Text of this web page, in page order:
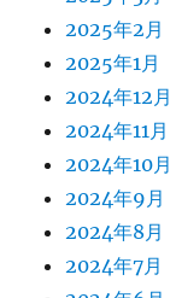
2025年2月
2025年1月
2024年12月
2024年11月
2024年10月
2024年9月
2024年8月
2024年7月